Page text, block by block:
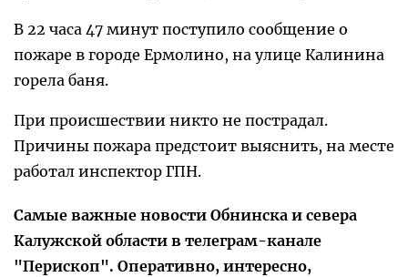
В 22 часа 47 минут поступило сообщение о
пожаре в городе Ермолино, на улице Калинина
горела баня.
При происшествии никто не пострадал.
Причины пожара предстоит выяснить, на месте
работал инспектор ГПН.
Самые важные новости Обнинска и севера
Калужской области в телеграм-канале
"Перископ". Оперативно, интересно,